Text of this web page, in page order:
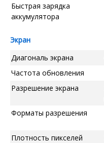
Быстрая зарядка
аккумулятора
Экран
Диагональ экрана
Частота обновления
Разрешение экрана
Форматы разрешения
Плотность пикселей